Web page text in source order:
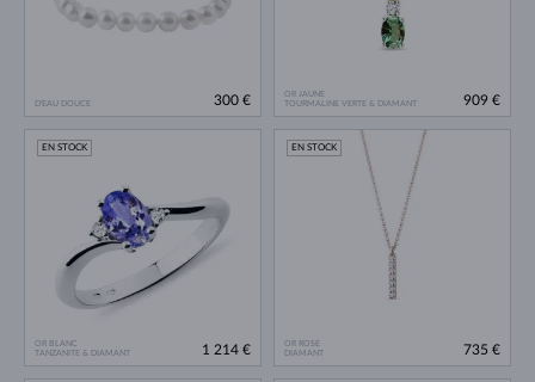
D'EAU DOUCE 300 €
OR JAUNE
TOURMALINE VERTE & DIAMANT
909 €
OR BLANC
TANZANITE & DIAMANT
EN STOCK
1 214 €
OR ROSE
DIAMANT
EN STOCK
735 €